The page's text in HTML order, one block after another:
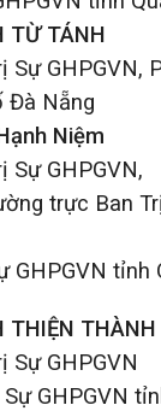
TỪ TÁNH
Sự GHPGVN,
Đà Nẵng
Niệm
Sự GHPGVN,
trực Ban
GHPGVN tỉnh
THIỆN THÀNH
Sự GHPGVN
GHPGVN